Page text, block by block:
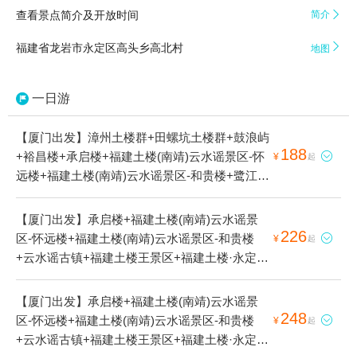
查看景点简介及开放时间 简介 
福建省龙岩市永定区高头乡高北村 地图 
一日游
【厦门出发】漳州土楼群+田螺坑土楼群+鼓浪屿
+裕昌楼+承启楼+福建土楼(南靖)云水谣景区-怀
远楼+福建土楼(南靖)云水谣景区-和贵楼+鹭江夜
游+云水谣古镇+福建土楼王景区+塔下村+曾厝
垵+福建土楼·永定景区-侨福楼+五云楼+福建土
楼永定景区+福建土楼(南靖)景区+土楼之光文化
园+世泽楼+漳州古城+云水谣景区+南靖土楼+福
¥ 188起 
【厦门出发】承启楼+福建土楼(南靖)云水谣景
区-怀远楼+福建土楼(南靖)云水谣景区-和贵楼
+云水谣古镇+福建土楼王景区+福建土楼·永定景
区-侨福楼+五云楼+福建土楼永定景区+福建土楼
(南靖)景区+土楼之光文化园+世泽楼+云水谣景
区+钟兴楼+高北土楼群+福建土楼之光博物馆1
日游
¥ 226起 
【厦门出发】承启楼+福建土楼(南靖)云水谣景
区-怀远楼+福建土楼(南靖)云水谣景区-和贵楼
+云水谣古镇+福建土楼王景区+福建土楼·永定景
¥ 248起 